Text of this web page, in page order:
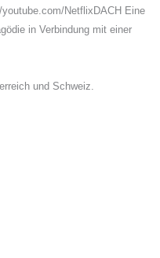
NetflixDACH Eine
in Verbindung mit einer
und Schweiz.